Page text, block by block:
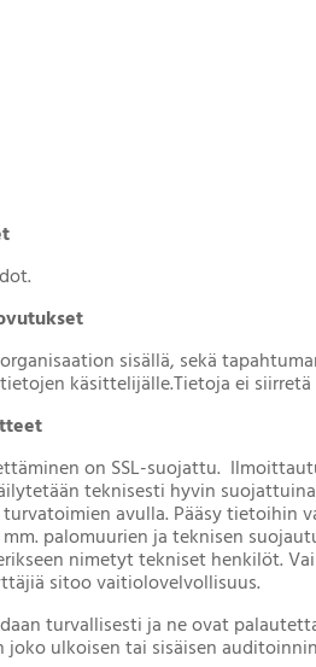
sisällä, sekä
käsittelijälle.Tietoja ei siirretä
on SSL-suojattu.
teknisesti hyvin
avulla. Pääsy
palomuurien ja teknisen
nimetyt tekniset henkilöt.
sitoo vaitiolovelvollisuus.
turvallisesti ja ne ovat
ulkoisen tai sisäisen